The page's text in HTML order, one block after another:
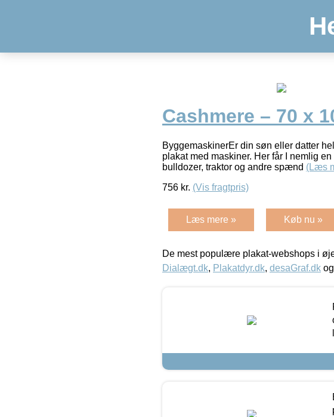
Cashmere – 70 x
ByggemaskinerEr din søn eller datter
plakat med maskiner. Her får I nemlig
bulldozer, traktor og andre spænd (Læs
756 kr. (Vis fragtpris)
Læs mere » Køb nu »
De mest populære plakat-webshops i
Dialægt.dk, Plakatdyr.dk, desaGraf.dk og